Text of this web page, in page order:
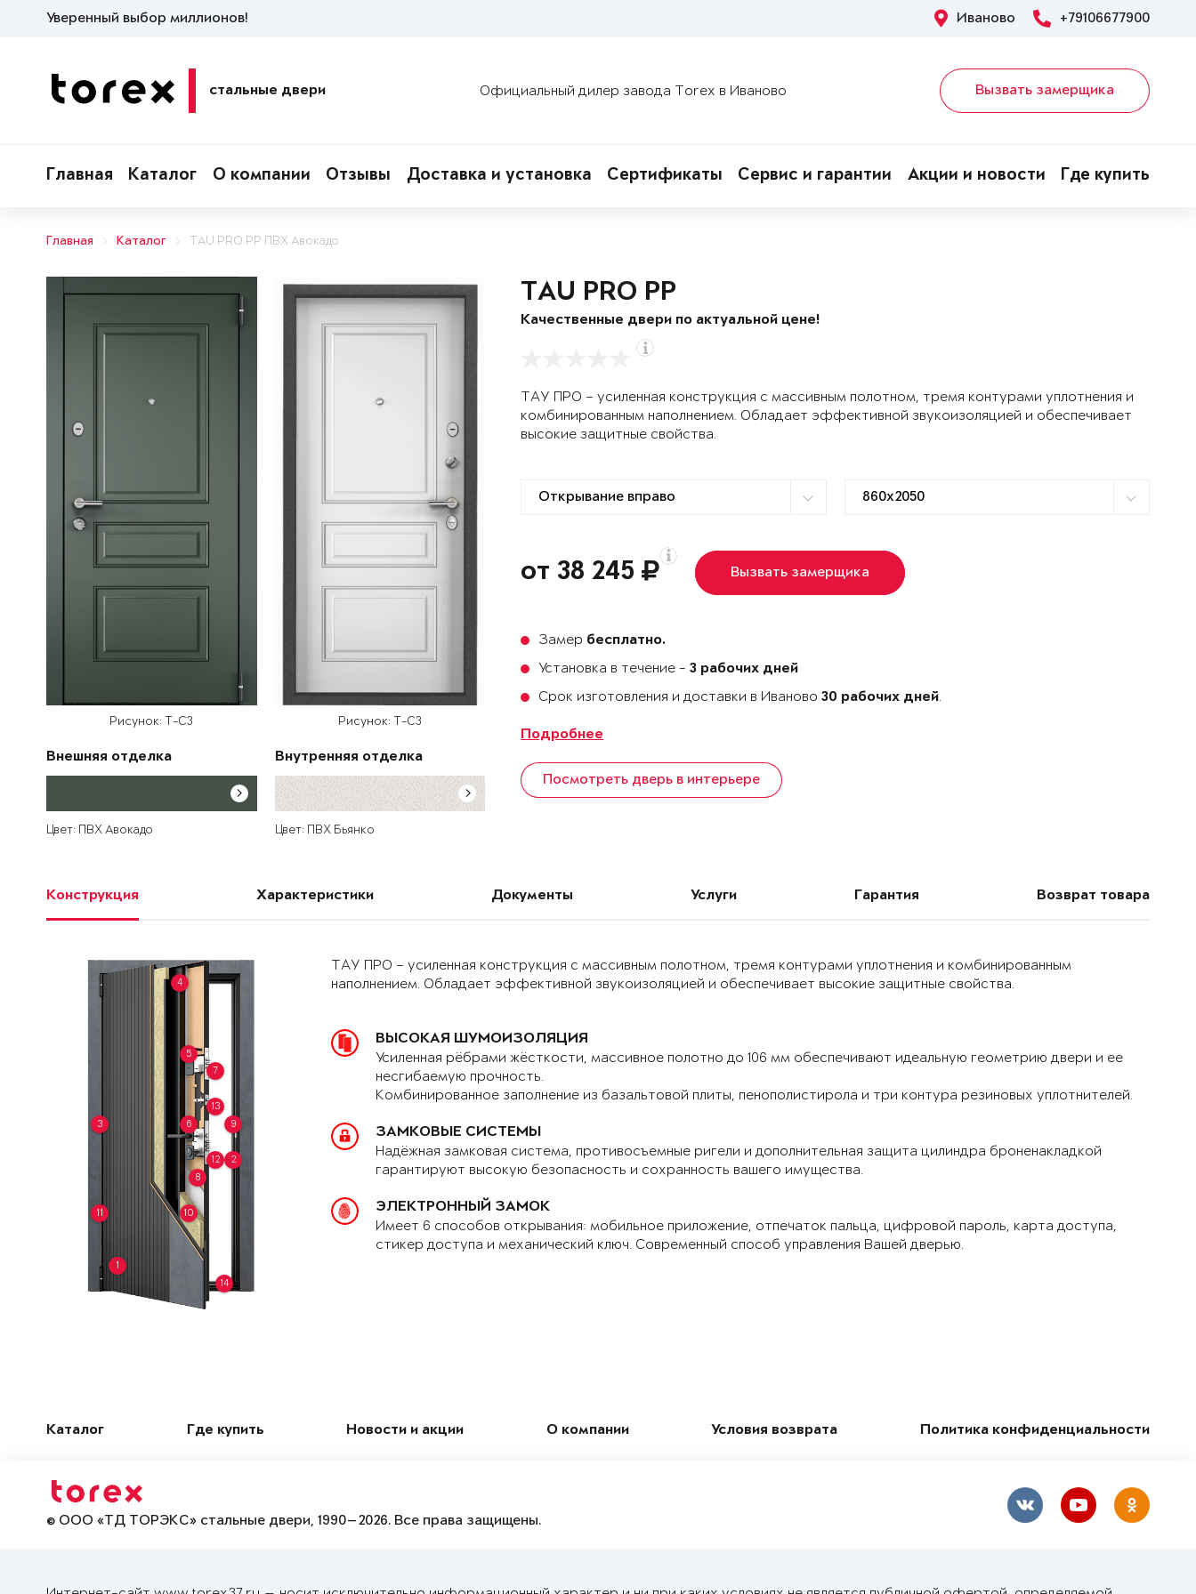
Уверенный выбор миллионов! Иваново +79106677900
стальные двери Официальный дилер завода Torex в Иваново Вызвать замерщика
Главная Каталог О компании Отзывы Доставка и установка Сертификаты Сервис и гарантии Акции и новости Где купить
Главная Каталог TAU PRO PP ПВХ Авокадо
Рисунок: T-C3
Внешняя отделка
Цвет: ПВХ Авокадо
Рисунок: T-C3
Внутренняя отделка
Цвет: ПВХ Бьянко
TAU PRO PP
Качественные двери по актуальной цене!
ТАУ ПРО – усиленная конструкция с массивным полотном, тремя контурами уплотнения и
комбинированным наполнением. Обладает эффективной звукоизоляцией и обеспечивает
высокие защитные свойства.
от 38 245 Вызвать замерщика
Замер бесплатно.
Установка в течение -3 рабочих дней
Срок изготовления и доставки в Иваново30 рабочих дней.
Подробнее
Посмотреть дверь в интерьере
Конструкция Характеристики Документы Услуги Гарантия Возврат товара
1
2
3
4
5
6
7
8
9
10
11
12
13
14
ТАУ ПРО – усиленная конструкция с массивным полотном, тремя контурами уплотнения и комбинированным
наполнением. Обладает эффективной звукоизоляцией и обеспечивает высокие защитные свойства.
ВЫСОКАЯ ШУМОИЗОЛЯЦИЯ
Усиленная рёбрами жёсткости, массивное полотно до 106 мм обеспечивают идеальную геометрию двери и ее
несгибаемую прочность.
Комбинированное заполнение из базальтовой плиты, пенополистирола и три контура резиновых уплотнителей.
ЗАМКОВЫЕ СИСТЕМЫ
Надёжная замковая система, противосъемные ригели и дополнительная защита цилиндра броненакладкой
гарантируют высокую безопасность и сохранность вашего имущества.
ЭЛЕКТРОННЫЙ ЗАМОК
Имеет 6 способов открывания: мобильное приложение, отпечаток пальца, цифровой пароль, карта доступа,
стикер доступа и механический ключ. Современный способ управления Вашей дверью.
Каталог Где купить Новости и акции О компании Условия возврата Политика конфиденциальности
© ООО «ТД ТОРЭКС» стальные двери, 1990—2026. Все права защищены.